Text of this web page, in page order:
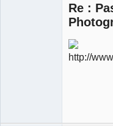
Re :